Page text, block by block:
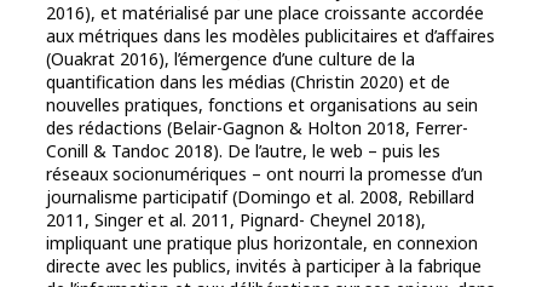
2016), et matérialisé par une place croissante accordée
aux métriques dans les modèles publicitaires et d’affaires
(Ouakrat 2016), l’émergence d’une culture de la
quantification dans les médias (Christin 2020) et de
nouvelles pratiques, fonctions et organisations au sein
des rédactions (Belair-Gagnon & Holton 2018, Ferrer-
Conill & Tandoc 2018). De l’autre, le web – puis les
réseaux socionumériques – ont nourri la promesse d’un
journalisme participatif (Domingo et al. 2008, Rebillard
2011, Singer et al. 2011, Pignard- Cheynel 2018),
impliquant une pratique plus horizontale, en connexion
directe avec les publics, invités à participer à la fabrique